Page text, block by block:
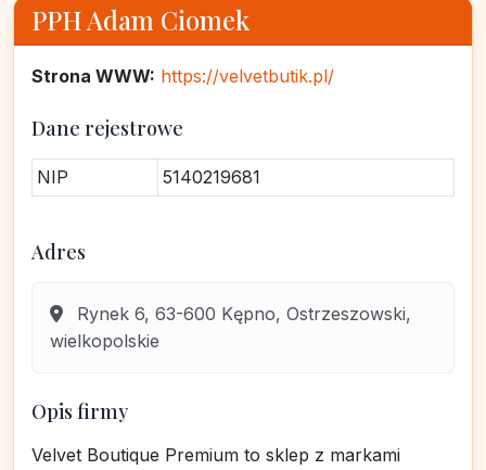
PPH Adam Ciomek
Strona WWW: https://velvetbutik.pl/
Dane rejestrowe
NIP 5140219681
Adres
Rynek 6, 63-600 Kępno, Ostrzeszowski,
wielkopolskie
Opis firmy
Velvet Boutique Premium to sklep z markami